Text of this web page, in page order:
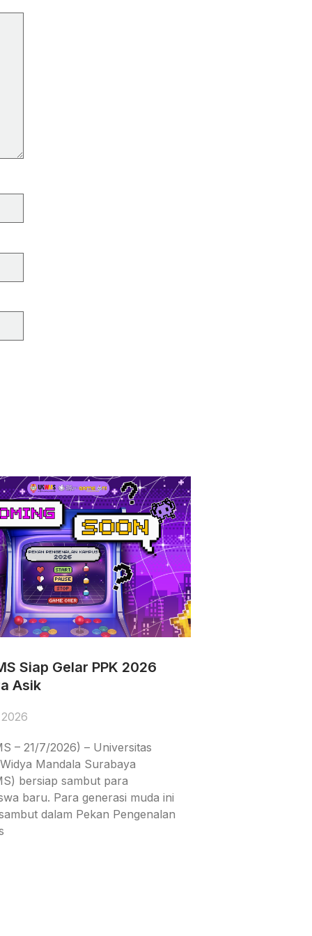
Siap Gelar PPK 2026
Asik
– 21/7/2026) – Universitas
Mandala Surabaya
bersiap sambut para
baru. Para generasi muda ini
dalam Pekan Pengenalan